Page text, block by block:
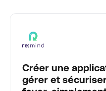
Créer une
gérer et